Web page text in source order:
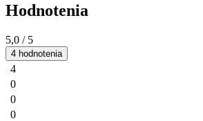
Hodnotenia
5,0 / 5
4 hodnotenia
4
0
0
0